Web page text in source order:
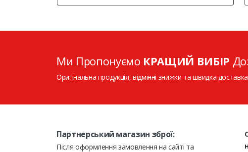
Ми Пропонуємо КРАЩИЙ ВИБІР
Оригінальна продукція, відмінні знижки та швидка
Партнерський магазин зброї:
Після оформлення замовлення на сайті та